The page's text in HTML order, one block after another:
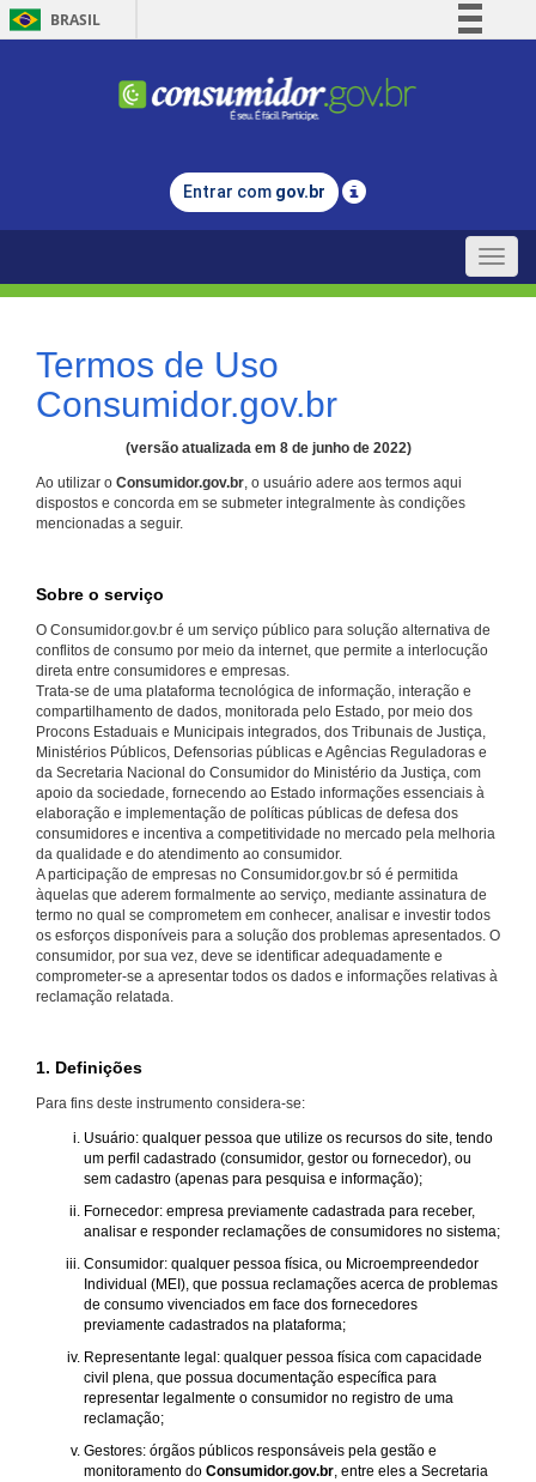
BRASIL
Comunica BR
Legislação
Entrar com gov.br
Toggle
Termos de Uso
Consumidor.gov.br
(versão atualizada em 8 de junho de 2022)
Ao utilizar o Consumidor.gov.br, o usuário adere aos termos aqui
dispostos e concorda em se submeter integralmente às condições
mencionadas a seguir.
Sobre o serviço
O Consumidor.gov.br é um serviço público para solução alternativa de
conflitos de consumo por meio da internet, que permite a interlocução
direta entre consumidores e empresas.
Trata-se de uma plataforma tecnológica de informação, interação e
compartilhamento de dados, monitorada pelo Estado, por meio dos
Procons Estaduais e Municipais integrados, dos Tribunais de Justiça,
Ministérios Públicos, Defensorias públicas e Agências Reguladoras e
da Secretaria Nacional do Consumidor do Ministério da Justiça, com
apoio da sociedade, fornecendo ao Estado informações essenciais à
elaboração e implementação de políticas públicas de defesa dos
consumidores e incentiva a competitividade no mercado pela melhoria
da qualidade e do atendimento ao consumidor.
A participação de empresas no Consumidor.gov.br só é permitida
àquelas que aderem formalmente ao serviço, mediante assinatura de
termo no qual se comprometem em conhecer, analisar e investir todos
os esforços disponíveis para a solução dos problemas apresentados. O
consumidor, por sua vez, deve se identificar adequadamente e
comprometer-se a apresentar todos os dados e informações relativas à
reclamação relatada.
1. Definições
Para fins deste instrumento considera-se:
Usuário: qualquer pessoa que utilize os recursos do site, tendo
um perfil cadastrado (consumidor, gestor ou fornecedor), ou
sem cadastro (apenas para pesquisa e informação);
Fornecedor: empresa previamente cadastrada para receber,
analisar e responder reclamações de consumidores no sistema;
Consumidor: qualquer pessoa física, ou Microempreendedor
Individual (MEI), que possua reclamações acerca de problemas
de consumo vivenciados em face dos fornecedores
previamente cadastrados na plataforma;
Representante legal: qualquer pessoa física com capacidade
civil plena, que possua documentação específica para
representar legalmente o consumidor no registro de uma
reclamação;
Gestores: órgãos públicos responsáveis pela gestão e
monitoramento do Consumidor.gov.br, entre eles a Secretaria